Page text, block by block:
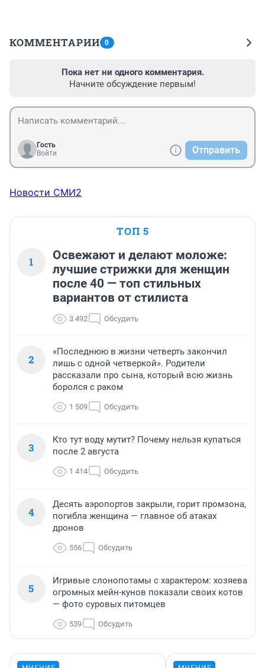
КОММЕНТАРИИ 0
Пока нет ни одного комментария.
Начните обсуждение первым!
Гость
Войти
Отправить
Новости СМИ2
ТОП 5
1
Освежают и делают моложе:
лучшие стрижки для женщин
после 40 — топ стильных
вариантов от стилиста
3 492 Обсудить
2
«Последнюю в жизни четверть закончил
лишь с одной четверкой». Родители
рассказали про сына, который всю жизнь
боролся с раком
1 509 Обсудить
3
Кто тут воду мутит? Почему нельзя купаться
после 2 августа
1 414 Обсудить
4
Десять аэропортов закрыли, горит промзона,
погибла женщина — главное об атаках
дронов
556 Обсудить
5
Игривые слонопотамы с характером: хозяева
огромных мейн-кунов показали своих котов
— фото суровых питомцев
539 Обсудить